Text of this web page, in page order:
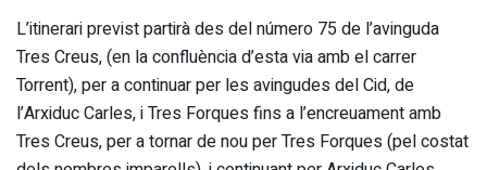
L’itinerari previst partirà des del número 75 de l’avinguda
Tres Creus, (en la confluència d’esta via amb el carrer
Torrent), per a continuar per les avingudes del Cid, de
l’Arxiduc Carles, i Tres Forques fins a l’encreuament amb
Tres Creus, per a tornar de nou per Tres Forques (pel costat